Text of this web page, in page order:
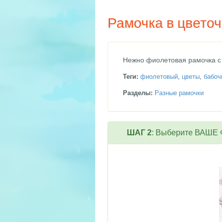
Рамочка в
Нежно фиолетовая рамочка
Теги: фиолетовый, цветы,
Разделы: Разные рамочки
ШАГ 2: Выберите ВАШЕ